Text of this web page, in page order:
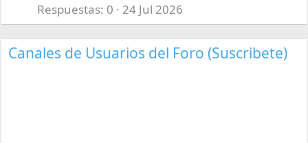
Respuestas 0 24 Jul 2026
Canales de Usuarios del Foro (Suscribete)